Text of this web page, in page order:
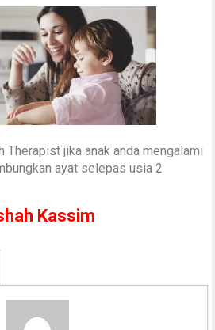
Therapist jika anak anda mengalami
ayat selepas usia 2
Kassim